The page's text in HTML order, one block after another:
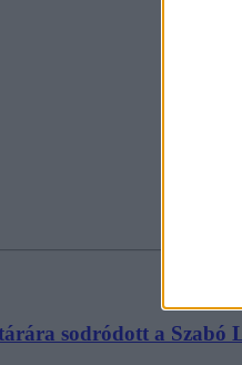
sodródott a Szabó